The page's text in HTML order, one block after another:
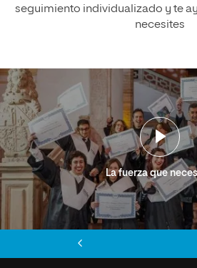
seguimiento individualizado y te
necesites
La fuerza que